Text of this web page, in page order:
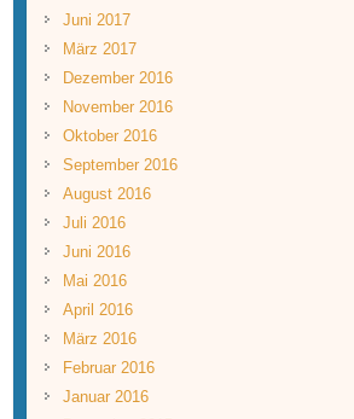
Juni 2017
März 2017
Dezember 2016
November 2016
Oktober 2016
September 2016
August 2016
Juli 2016
Juni 2016
Mai 2016
April 2016
März 2016
Februar 2016
Januar 2016